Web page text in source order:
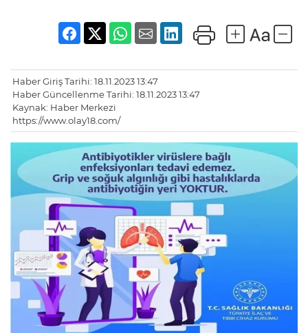
Haber Giriş Tarihi: 18.11.2023 13:47
Haber Güncellenme Tarihi: 18.11.2023 13:47
Kaynak: Haber Merkezi
https://www.olay18.com/